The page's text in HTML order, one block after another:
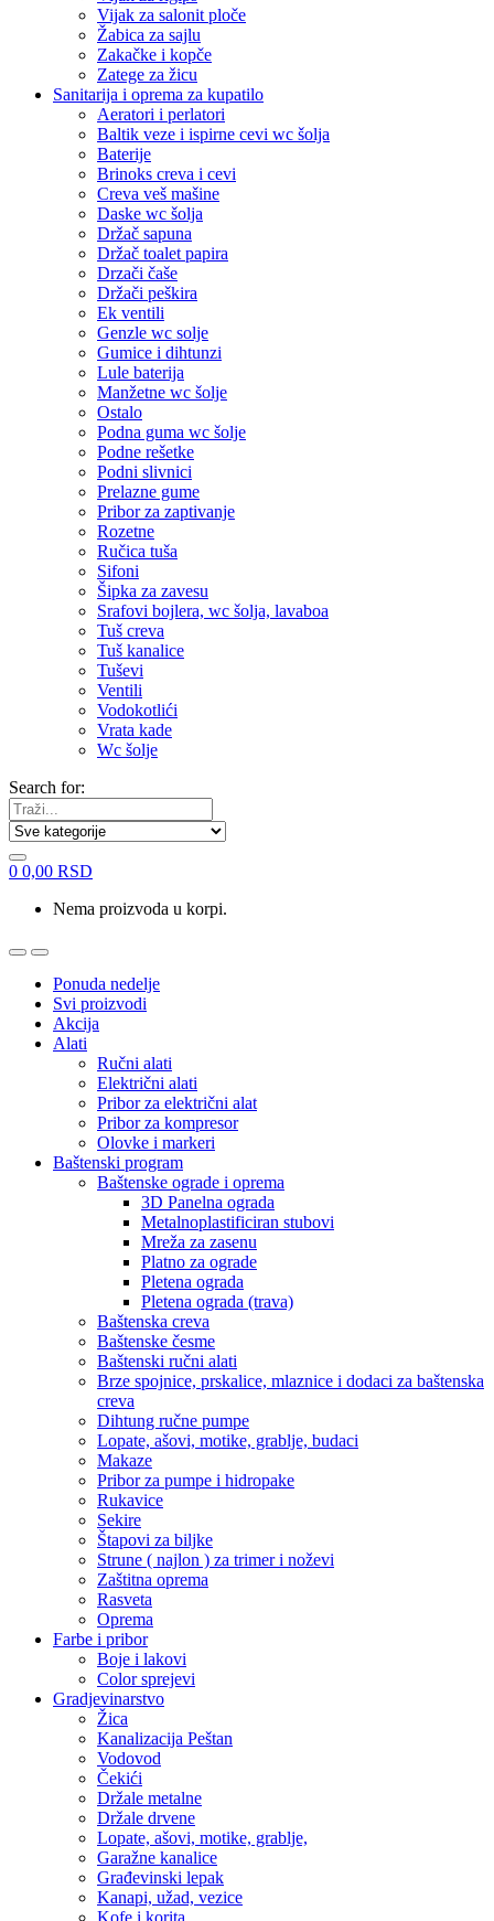
Vijak za salonit ploče
Žabica za sajlu
Zakačke i kopče
Zatege za žicu
Sanitarija i oprema za kupatilo
Aeratori i perlatori
Baltik veze i ispirne cevi wc šolja
Baterije
Brinoks creva i cevi
Creva veš mašine
Daske wc šolja
Držač sapuna
Držač toalet papira
Drzači čaše
Držači peškira
Ek ventili
Genzle wc solje
Gumice i dihtunzi
Lule baterija
Manžetne wc šolje
Ostalo
Podna guma wc šolje
Podne rešetke
Podni slivnici
Prelazne gume
Pribor za zaptivanje
Rozetne
Ručica tuša
Sifoni
Šipka za zavesu
Srafovi bojlera, wc šolja, lavaboa
Tuš creva
Tuš kanalice
Tuševi
Ventili
Vodokotlići
Vrata kade
Wc šolje
Search for:
0 0,00 RSD
Nema proizvoda u korpi.
Ponuda nedelje
Svi proizvodi
Akcija
Alati
Ručni alati
Električni alati
Pribor za električni alat
Pribor za kompresor
Olovke i markeri
Baštenski program
Baštenske ograde i oprema
3D Panelna ograda
Metalnoplastificiran stubovi
Mreža za zasenu
Platno za ograde
Pletena ograda
Pletena ograda (trava)
Baštenska creva
Baštenske česme
Baštenski ručni alati
Brze spojnice, prskalice, mlaznice i dodaci za baštenska
creva
Dihtung ručne pumpe
Lopate, ašovi, motike, grablje, budaci
Makaze
Pribor za pumpe i hidropake
Rukavice
Sekire
Štapovi za biljke
Strune ( najlon ) za trimer i noževi
Zaštitna oprema
Rasveta
Oprema
Farbe i pribor
Boje i lakovi
Color sprejevi
Gradjevinarstvo
Žica
Kanalizacija Peštan
Vodovod
Čekići
Držale metalne
Držale drvene
Lopate, ašovi, motike, grablje,
Garažne kanalice
Građevinski lepak
Kanapi, užad, vezice
Kofe i korita